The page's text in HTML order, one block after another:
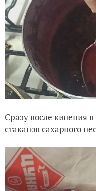
Сразу после кипения
стаканов сахарного